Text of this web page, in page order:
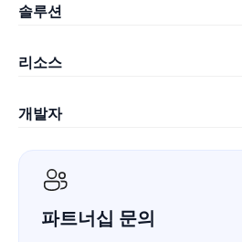
LynxPDF Web
관리자 콘솔
솔루션
제조
의료
금융
리소스
화이트페이퍼
도입 사례
개발자
ComPDF SDK
ComPDF AI
ComPDF Cloud
파트너십 문의